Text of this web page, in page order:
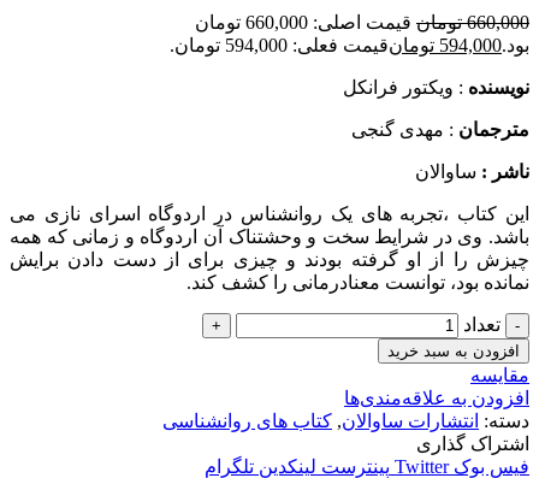
660,000 تومان
قیمت اصلی: 660,000 تومان
بود.594,000 تومانقیمت فعلی: 594,000 تومان.
نويسنده : ویکتور فرانکل
مترجمان : مهدی گنجی
ناشر : ساوالان
این کتاب ،تجربه های یک روانشناس در اردوگاه اسرای نازی می
باشد. وی در شرایط سخت و وحشتناک آن اردوگاه و زمانی که همه
چیزش را از او گرفته بودند و چیزی برای از دست دادن برایش
نمانده بود، توانست معنادرمانی را کشف کند.
تعداد
افزودن به سبد خرید
مقایسه
افزودن به علاقه‌مندی‌ها
دسته: انتشارات ساوالان, کتاب های روانشناسی
اشتراک گذاری
فیس بوک Twitter پینترست لینکدین تلگرام